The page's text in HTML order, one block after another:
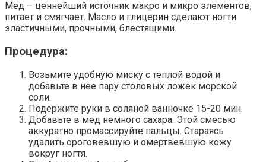
Мед – ценнейший источник макро и микро элементов,
питает и смягчает. Масло и глицерин сделают ногти
эластичными, прочными, блестящими.
Процедура:
Возьмите удобную миску с теплой водой и
добавьте в нее пару столовых ложек морской
соли.
Подержите руки в соляной ванночке 15-20 мин.
Добавьте в мед немного сахара. Этой смесью
аккуратно промассируйте пальцы. Стараясь
удалить ороговевшую и омертвевшую кожу
вокруг ногтя.